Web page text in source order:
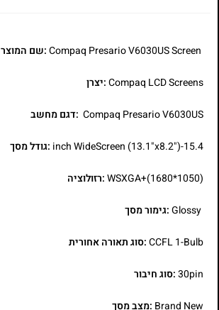
:שם המוצר
Compaq LCD Screens:יצרן
Compaq Presario V6030US :דגם מחשב
15.4-inch WideScreen (13.1"x8.2") :גודל מסך
WSXGA+(1680*1050):רזולוציה
Glossy:גימור מסך
CCFL 1-Bulb:סוג תאורה אחורית
30pin:סוג חיבור
Brand New :מצב מסך